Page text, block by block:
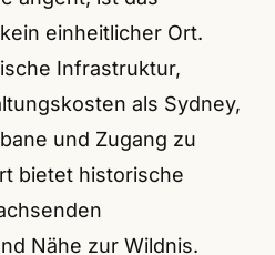
einheitlicher Ort.
Infrastruktur,
als Sydney,
und Zugang zu
bietet historische
Nähe zur Wildnis.